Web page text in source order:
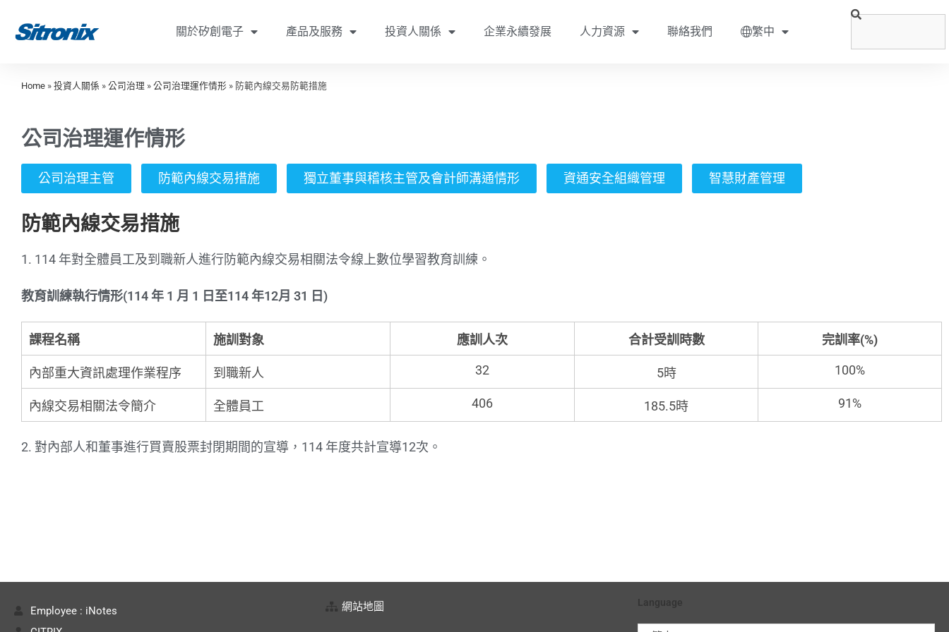
關於矽創電子 產品及服務 投資人關係 企業永續發展 人力資源 聯絡我們 繁中
Home » 投資人關係 » 公司治理 » 公司治理運作情形 » 防範內線交易防範措施
公司治理運作情形
公司治理主管 防範內線交易措施​ 獨立董事與稽核主管及會計師溝通情形​ 資通安全組織管理 智慧財產管理
防範內線交易措施
1. 114 年對全體員工及到職新人進行防範內線交易相關法令線上數位學習教育訓練。
教育訓練執行情形(114 年 1 月 1 日至114 年12月 31 日)
課程名稱 施訓對象 應訓人次 合計受訓時數 完訓率(%)
內部重大資訊處理作業程序 到職新人 32 5時 100%
內線交易相關法令簡介 全體員工 406 185.5時 91%
2. 對內部人和董事進行買賣股票封閉期間的宣導，114 年度共計宣導12次。
Employee : iNotes
網站地圖 Language